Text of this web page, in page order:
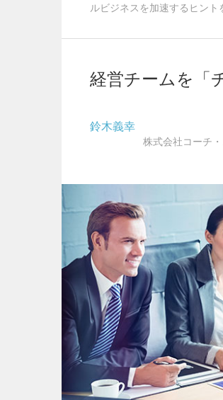
ルビジネスを加速するヒント
経営チームを「
鈴木義幸
株式会社コーチ・